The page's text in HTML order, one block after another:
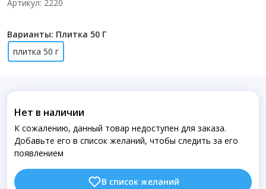
Артикул: 2220
Варианты: Плитка 50 Г
плитка 50 г
Нет в наличии
К сожалению, данный товар недоступен для заказа.
Добавьте его в список желаний, чтобы следить за его
появлением
В список желаний